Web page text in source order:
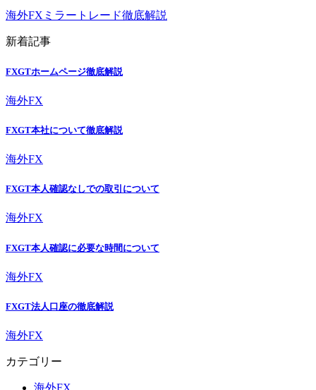
海外FXミラートレード徹底解説
新着記事
FXGTホームページ徹底解説
海外FX
FXGT本社について徹底解説
海外FX
FXGT本人確認なしでの取引について
海外FX
FXGT本人確認に必要な時間について
海外FX
FXGT法人口座の徹底解説
海外FX
カテゴリー